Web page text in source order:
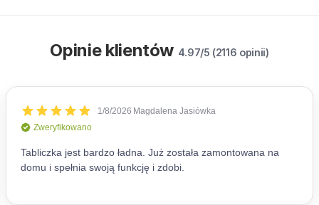
Opinie klientów 4.97/5 (2116 opinii)